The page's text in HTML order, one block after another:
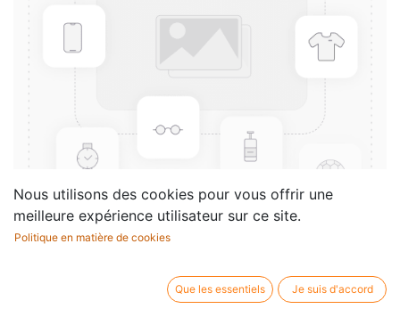
MLR Instrumental score
reading program (Cd)
Nous utilisons des cookies pour vous offrir une
meilleure expérience utilisateur sur ce site.
Politique en matière de cookies
Que les essentiels Je suis d'accord